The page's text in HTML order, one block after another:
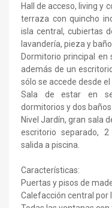
Hall de acceso, living y
terraza con quincho
isla central, cubiertas
lavandería, pieza y
Dormitorio principal en
además de un
sólo se accede desde el
Sala de estar en
dormitorios y dos baños.
Nivel Jardín, gran sala
escritorio separado,
salida a piscina.
Características:
Puertas y pisos de
Calefacción central por